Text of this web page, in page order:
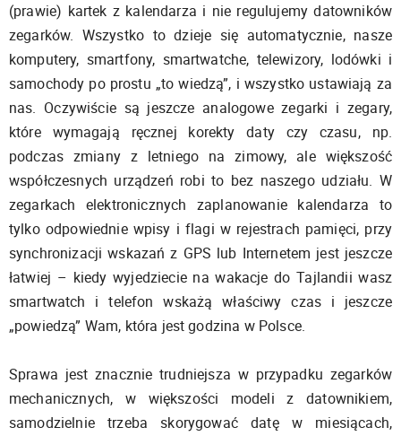
(prawie) kartek z kalendarza i nie regulujemy datowników
zegarków. Wszystko to dzieje się automatycznie, nasze
komputery, smartfony, smartwatche, telewizory, lodówki i
samochody po prostu „to wiedzą”, i wszystko ustawiają za
nas. Oczywiście są jeszcze analogowe zegarki i zegary,
które wymagają ręcznej korekty daty czy czasu, np.
podczas zmiany z letniego na zimowy, ale większość
współczesnych urządzeń robi to bez naszego udziału. W
zegarkach elektronicznych zaplanowanie kalendarza to
tylko odpowiednie wpisy i flagi w rejestrach pamięci, przy
synchronizacji wskazań z GPS lub Internetem jest jeszcze
łatwiej – kiedy wyjedziecie na wakacje do Tajlandii wasz
smartwatch i telefon wskażą właściwy czas i jeszcze
„powiedzą” Wam, która jest godzina w Polsce.
Sprawa jest znacznie trudniejsza w przypadku zegarków
mechanicznych, w większości modeli z datownikiem,
samodzielnie trzeba skorygować datę w miesiącach,